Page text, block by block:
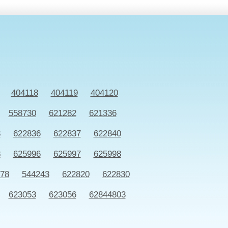
404118 404119 404120
558730 621282 621336
622836 622837 622840
625996 625997 625998
544243 622820 622830
623053 623056 62844803